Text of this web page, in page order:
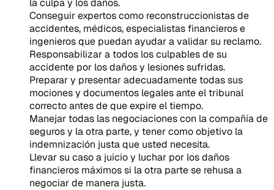
la culpa y los daños.
Conseguir expertos como reconstruccionistas de
accidentes, médicos, especialistas financieros e
ingenieros que puedan ayudar a validar su reclamo.
Responsabilizar a todos los culpables de su
accidente por los daños y lesiones sufridas.
Preparar y presentar adecuadamente todas sus
mociones y documentos legales ante el tribunal
correcto antes de que expire el tiempo.
Manejar todas las negociaciones con la compañía de
seguros y la otra parte, y tener como objetivo la
indemnización justa que usted necesita.
Llevar su caso a juicio y luchar por los daños
financieros máximos si la otra parte se rehusa a
negociar de manera justa.